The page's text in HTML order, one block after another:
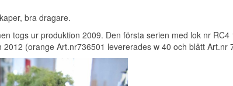
bra dragare.
togs ur produktion 2009. Den första serien med lok nr
(orange Art.nr736501 levererades w 40 och blått Art.nr